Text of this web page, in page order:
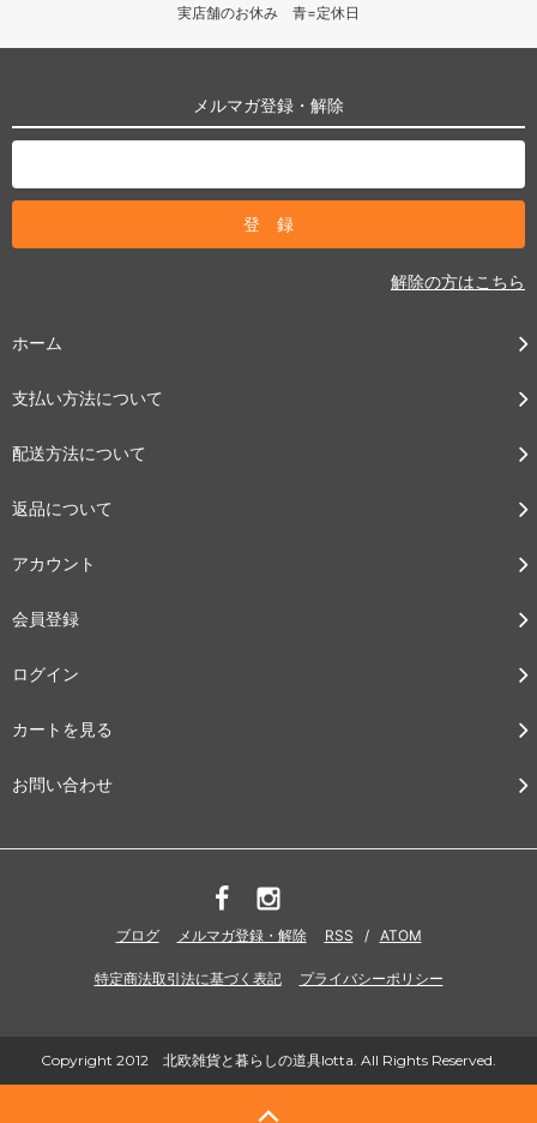
実店舗のお休み 青=定休日
メルマガ登録・解除
解除の方はこちら
ホーム
支払い方法について
配送方法について
返品について
アカウント
会員登録
ログイン
カートを見る
お問い合わせ
ブログ メルマガ登録・解除 RSS / ATOM
特定商法取引法に基づく表記 プライバシーポリシー
Copyright 2012 北欧雑貨と暮らしの道具lotta. All Rights Reserved.